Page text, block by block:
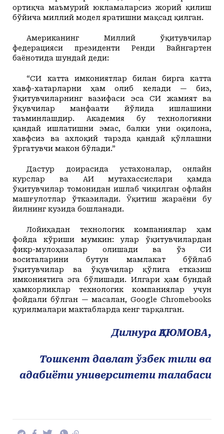
ортиқча маъмурий юкламаларсиз жорий қилиш
бўйича миллий модел яратишни мақсад қилган.
Американинг Миллий ўқитувчилар
федерацияси президенти Ренди Вайнгартен
баёнотида шундай деди:
“СИ катта имкониятлар билан бирга катта
хавф-хатарларни ҳам олиб келади — биз,
ўқитувчиларнинг вазифаси эса СИ жамият ва
ўқувчилар манфаати йўлида ишлашини
таъминлашдир. Академия бу технологияни
қандай ишлатишни эмас, балки уни оқилона,
хавфсиз ва ахлоқий тарзда қандай қўллашни
ўргатувчи макон бўлади.”
Дастур доирасида устахоналар, онлайн
курслар ва АИ мутахассислари ҳамда
ўқитувчилар томонидан ишлаб чиқилган офлайн
машғулотлар ўтказилади. Ўқитиш жараёни бу
йилнинг кузида бошланади.
Лойиҳадан технологик компаниялар ҳам
фойда кўриши мумкин: улар ўқитувчилардан
фикр-мулоҳазалар олишади ва ўз СИ
воситаларини бутун мамлакат бўйлаб
ўқитувчилар ва ўқувчилар қўлига етказиш
имкониятига эга бўлишади. Илгари ҳам бундай
ҳамкорликлар технологик компаниялар учун
фойдали бўлган — масалан, Google Chromebooks
қурилмалари мактабларда кенг тарқалган.
Дилнура ҚАЮМОВА,
Тошкент давлат ўзбек тили ва
адабиёти университети талабаси